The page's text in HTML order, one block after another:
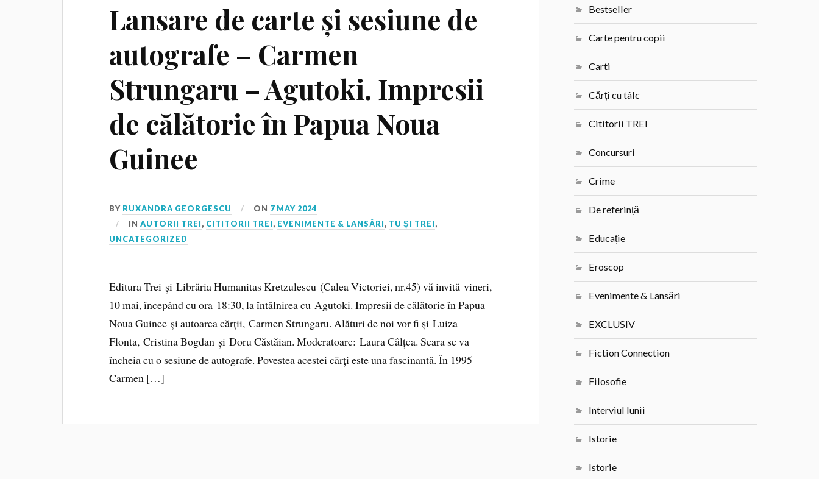
Lansare de carte și sesiune de
autografe – Carmen
Strungaru – Agutoki. Impresii
de călătorie în Papua Noua
Guinee
BY RUXANDRA GEORGESCU ON 7 MAY 2024
INAUTORII TREI, CITITORII TREI, EVENIMENTE & LANSĂRI, TU ȘI TREI,
UNCATEGORIZED
Editura Trei și Librăria Humanitas Kretzulescu (Calea Victoriei, nr.45) vă invită vineri,
10 mai, începând cu ora 18:30, la întâlnirea cu Agutoki. Impresii de călătorie în Papua
Noua Guinee și autoarea cărții, Carmen Strungaru. Alături de noi vor fi și Luiza
Flonta, Cristina Bogdan și Doru Căstăian. Moderatoare: Laura Câlțea. Seara se va
încheia cu o sesiune de autografe. Povestea acestei cărți este una fascinantă. În 1995
Carmen […]
Bestseller
Carte pentru copii
Carti
Cărți cu tâlc
Cititorii TREI
Concursuri
Crime
De referință
Educație
Eroscop
Evenimente & Lansări
EXCLUSIV
Fiction Connection
Filosofie
Interviul lunii
Istorie
Istorie